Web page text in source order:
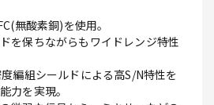
無酸素銅)を使用。
を保ちながらもワイドレンジ特性
編組シールドによる高S/N特性を
力を実現。